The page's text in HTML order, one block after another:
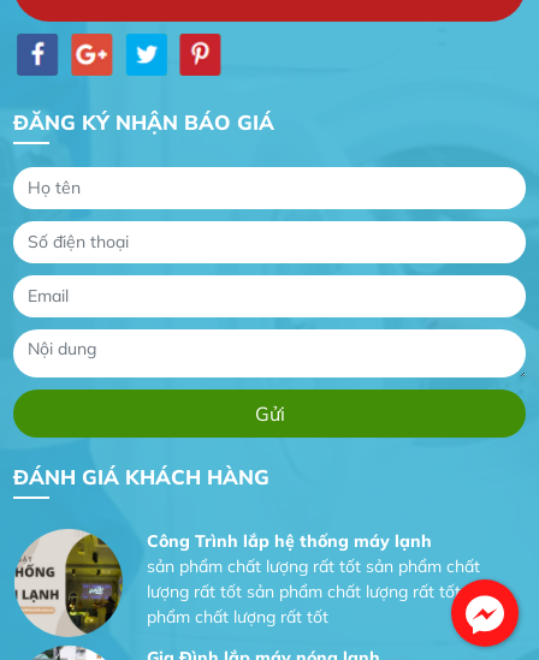
ĐĂNG KÝ NHẬN BÁO GIÁ
ĐÁNH GIÁ KHÁCH HÀNG
Gia Đình chúng tôi rất hài lòng dịch vụ tại
Dự án nhà phố đẹp lên nhờ đội thợ điện từ dịch
Dịch vụ MoTor
Công Trình lắp hệ thống máy lạnh
sản phẩm chất lượng rất tốt sản phẩm chất
lượng rất tốt sản phẩm chất lượng rất tốt sản
phẩm chất lượng rất tốt